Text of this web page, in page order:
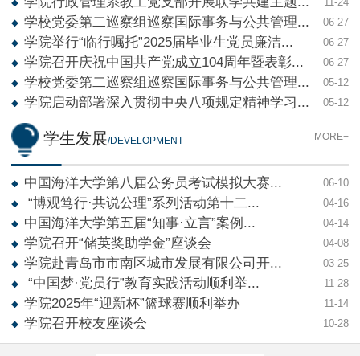
学校党委第二巡察组巡察国际事务与公共管理... 06-27
学院举行“临行嘱托”2025届毕业生党员廉洁... 06-27
学院召开庆祝中国共产党成立104周年暨表彰... 06-27
学校党委第二巡察组巡察国际事务与公共管理... 05-12
学院启动部署深入贯彻中央八项规定精神学习... 05-12
学生发展/DEVELOPMENT MORE+
中国海洋大学第八届公务员考试模拟大赛... 06-10
“博观笃行·共说公理”系列活动第十二... 04-16
中国海洋大学第五届“知事·立言”案例... 04-14
学院召开“储英奖助学金”座谈会 04-08
学院赴青岛市市南区城市发展有限公司开... 03-25
“中国梦·党员行”教育实践活动顺利举... 11-28
学院2025年“迎新杯”篮球赛顺利举办 11-14
学院召开校友座谈会 10-28